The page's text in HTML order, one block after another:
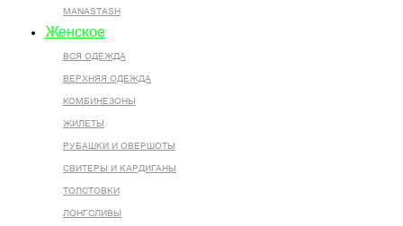
MANASTASH
Женское
ВСЯ ОДЕЖДА
ВЕРХНЯЯ ОДЕЖДА
КОМБИНЕЗОНЫ
ЖИЛЕТЫ
РУБАШКИ И ОВЕРШОТЫ
СВИТЕРЫ И КАРДИГАНЫ
ТОЛСТОВКИ
ЛОНГСЛИВЫ